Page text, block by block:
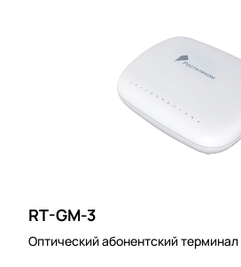
RT-GM-3
Оптический абонентский терминал